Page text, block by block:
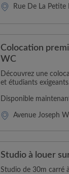
Rue De La
Colocation
WC
Découvrez une
et étudiants
Disponible
Avenue Joseph
Studio à louer
Studio de 30m carré